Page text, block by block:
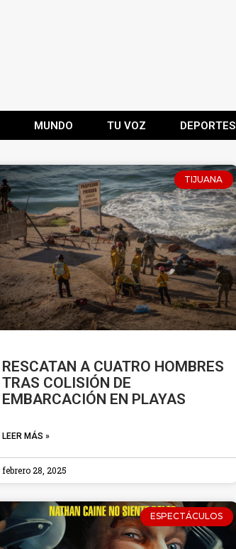
MUNDO TU VOZ DEPORTES
TIJUANA
RESCATAN A CUATRO HOMBRES
TRAS COLISIÓN DE
EMBARCACIÓN EN PLAYAS
LEER MÁS »
febrero 28, 2025
ESPECTÁCULOS